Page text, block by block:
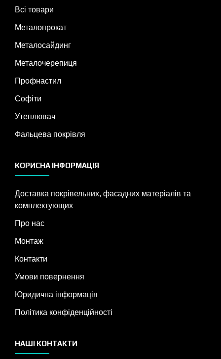
Всі товари
Металопрокат
Металосайдинг
Металочерепиця
Профнастил
Софіти
Утеплювач
Фальцева покрівля
КОРИСНА ІНФОРМАЦІЯ
Доставка покрівельних, фасадних матеріалів та
комплектующих
Про нас
Монтаж
Контакти
Умови повернення
Юридична інформація
Політика конфіденційності
НАШІ КОНТАКТИ